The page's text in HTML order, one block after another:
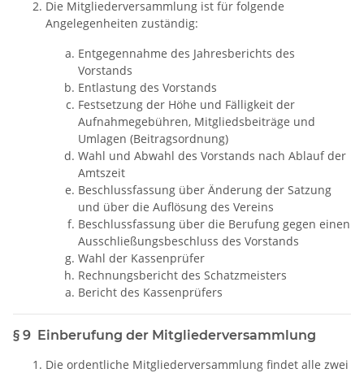
Die Mitgliederversammlung ist für folgende
Angelegenheiten zuständig:
Entgegennahme des Jahresberichts des
Vorstands
Entlastung des Vorstands
Festsetzung der Höhe und Fälligkeit der
Aufnahmegebühren, Mitgliedsbeiträge und
Umlagen (Beitragsordnung)
Wahl und Abwahl des Vorstands nach Ablauf der
Amtszeit
Beschlussfassung über Änderung der Satzung
und über die Auflösung des Vereins
Beschlussfassung über die Berufung gegen einen
Ausschließungsbeschluss des Vorstands
Wahl der Kassenprüfer
Rechnungsbericht des Schatzmeisters
Bericht des Kassenprüfers
§ 9 Einberufung der Mitgliederversammlung
Die ordentliche Mitgliederversammlung findet alle zwei